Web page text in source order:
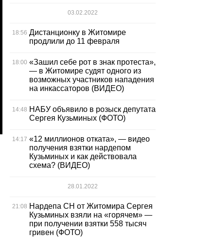
03.02.2022
18:56 Дистанционку в Житомире
продлили до 11 февраля
18:00 «Зашил себе рот в знак протеста»,
— в Житомире судят одного из
возможных участников нападения
на инкассаторов (ВИДЕО)
14:48 НАБУ объявило в розыск депутата
Сергея Кузьминых (ФОТО)
14:17 «12 миллионов отката», — видео
получения взятки нардепом
Кузьминых и как действовала
схема? (ВИДЕО)
28.01.2022
21:08 Нардепа СН от Житомира Сергея
Кузьминых взяли на «горячем» —
при получении взятки 558 тысяч
гривен (ФОТО)